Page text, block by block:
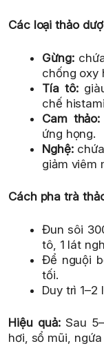
Các loại thảo
Gừng:
chống oxy
Tía tô:
chế
Cam thảo:
ứng họng.
Nghệ:
giảm viêm
Cách pha trà
Đun sôi
tô, 1 lát
Để nguội
tối.
Duy trì 1–2
Hiệu quả:Sau
hơi, sổ mũi, ngứa